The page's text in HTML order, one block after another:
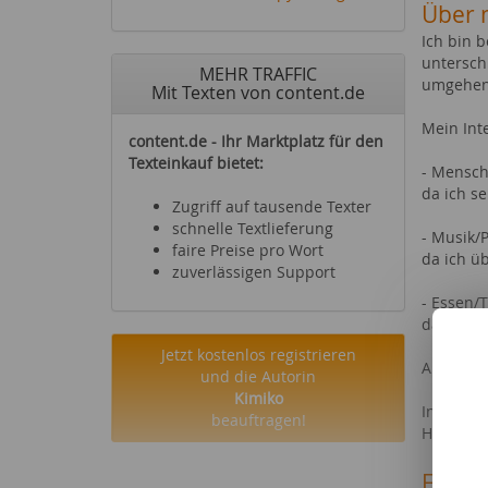
MEHR TRAFFIC
Mit Texten von content.de
content.de - Ihr Marktplatz für den
Texteinkauf bietet:
Zugriff auf tausende Texter
schnelle Textlieferung
faire Preise pro Wort
zuverlässigen Support
Jetzt kostenlos registrieren
und die Autorin
Kimiko
beauftragen!
Über
Ich bin
Mein
-
da ich
- Musik/
da ich
- Essen/
da ich
In mir